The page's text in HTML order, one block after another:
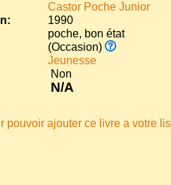
Castor Poche Junior
1990
poche, bon état
(Occasion)
Jeunesse
Non
N/A
pouvoir ajouter ce livre a votre